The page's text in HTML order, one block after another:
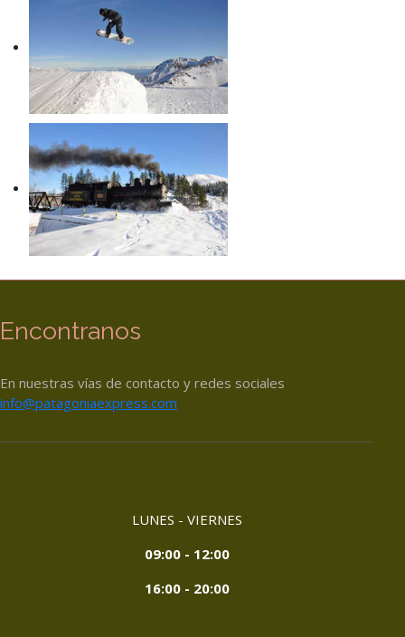
Encontranos
En nuestras vías de contacto y redes sociales
info@patagoniaexpress.com
LUNES - VIERNES
09:00 - 12:00
16:00 - 20:00